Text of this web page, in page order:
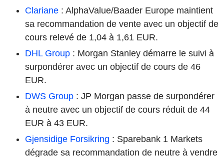
Clariane : AlphaValue/Baader Europe maintient
sa recommandation de vente avec un objectif de
cours relevé de 1,04 à 1,61 EUR.
DHL Group : Morgan Stanley démarre le suivi à
surpondérer avec un objectif de cours de 46
EUR.
DWS Group : JP Morgan passe de surpondérer
à neutre avec un objectif de cours réduit de 44
EUR à 43 EUR.
Gjensidige Forsikring : Sparebank 1 Markets
dégrade sa recommandation de neutre à vendre